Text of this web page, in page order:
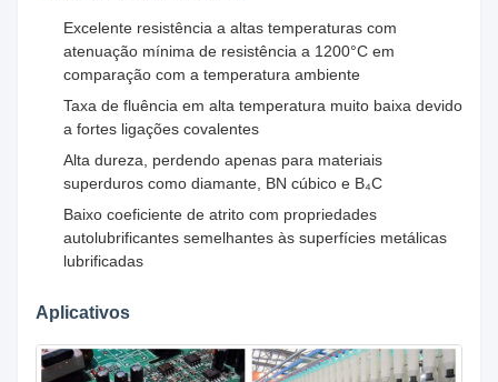
Excelente resistência a altas temperaturas com
atenuação mínima de resistência a 1200°C em
comparação com a temperatura ambiente
Taxa de fluência em alta temperatura muito baixa devido
a fortes ligações covalentes
Alta dureza, perdendo apenas para materiais
superduros como diamante, BN cúbico e B₄C
Baixo coeficiente de atrito com propriedades
autolubrificantes semelhantes às superfícies metálicas
lubrificadas
Aplicativos